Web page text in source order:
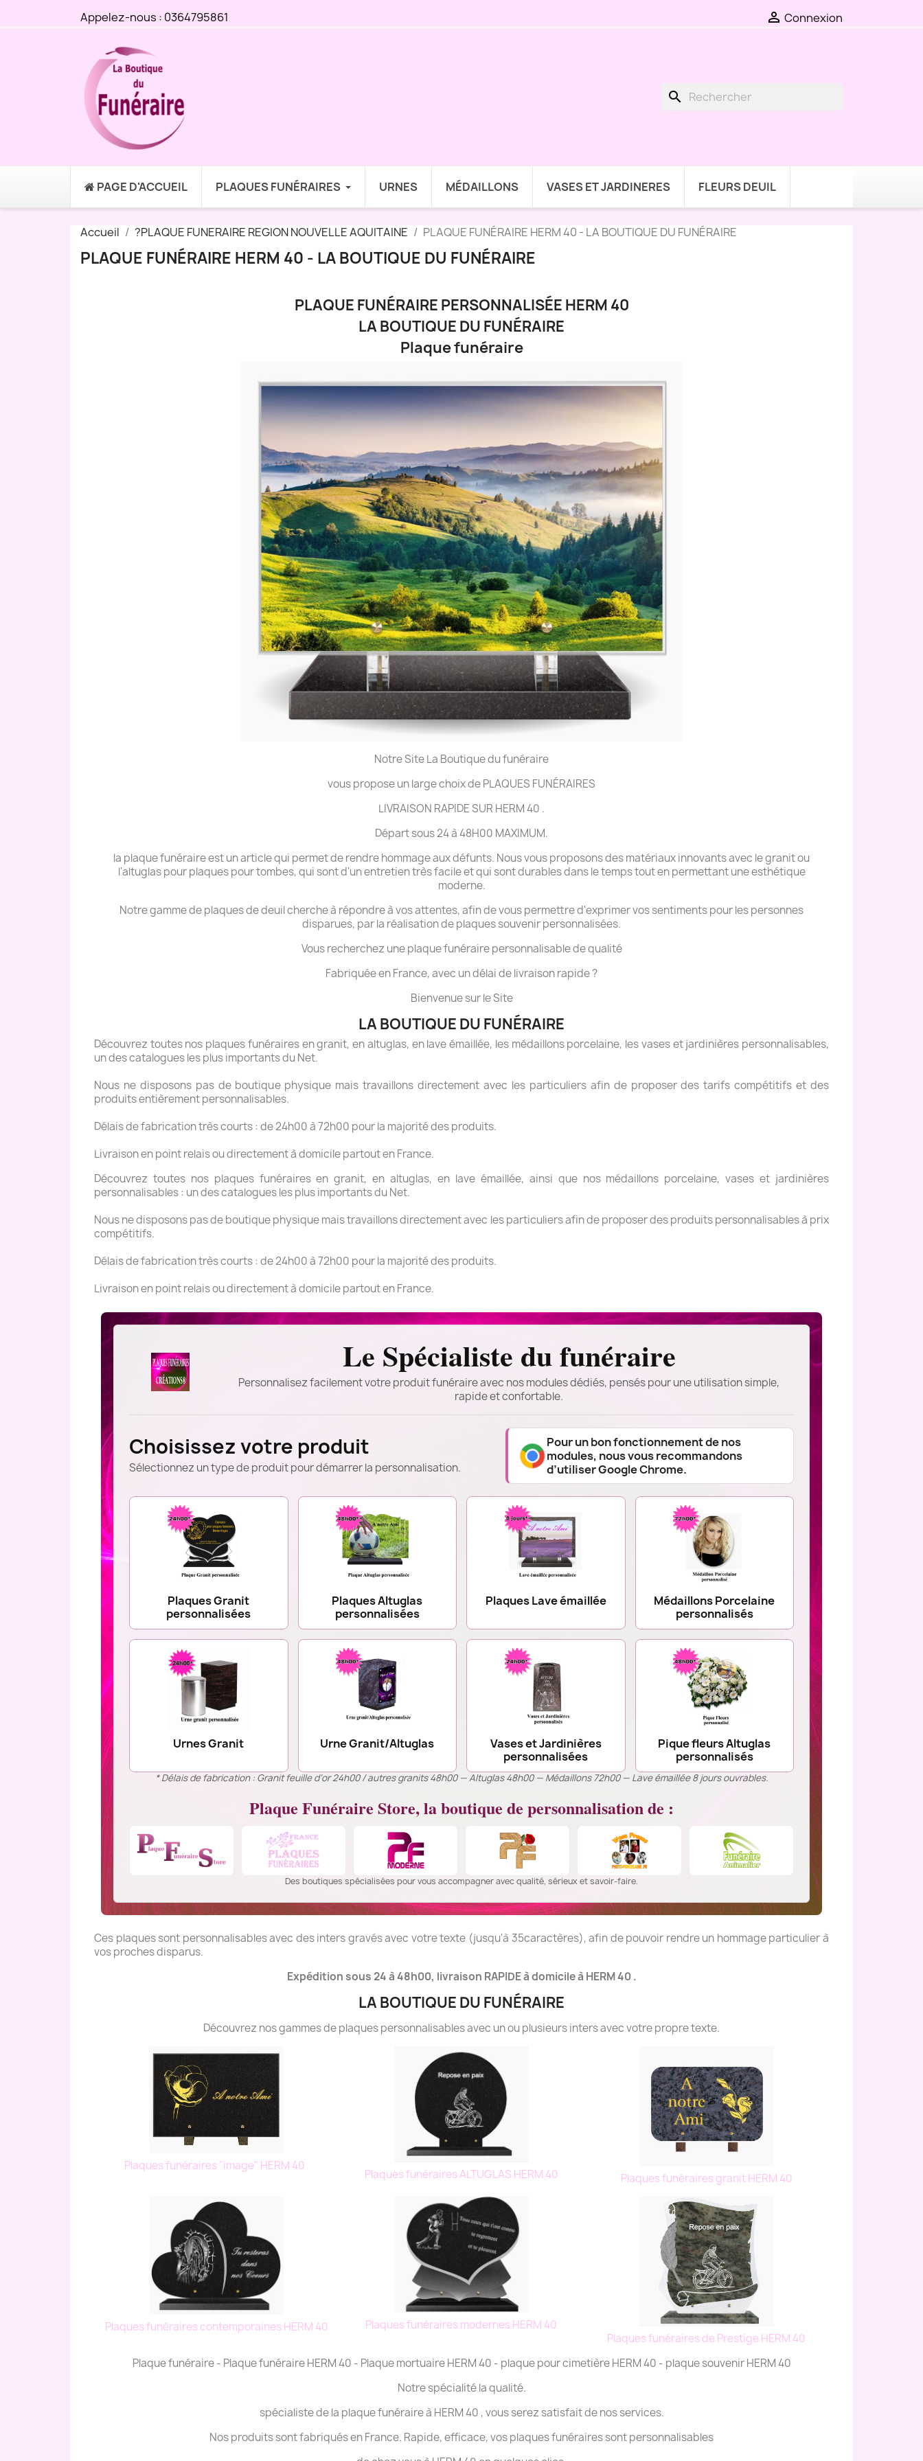
Appelez-nous : 0364795861  Connexion
search
PAGE D'ACCUEIL PLAQUES FUNÉRAIRES URNES MÉDAILLONS VASES ET JARDINERES FLEURS DEUIL
Accueil ?PLAQUE FUNERAIRE REGION NOUVELLE AQUITAINE PLAQUE FUNÉRAIRE HERM 40 - LA BOUTIQUE DU FUNÉRAIRE
PLAQUE FUNÉRAIRE HERM 40 - LA BOUTIQUE DU FUNÉRAIRE
PLAQUE FUNÉRAIRE PERSONNALISÉE HERM 40
LA BOUTIQUE DU FUNÉRAIRE
Plaque funéraire
Notre Site La Boutique du funéraire
vous propose un large choix de PLAQUES FUNÉRAIRES
LIVRAISON RAPIDE SUR HERM 40 .
Départ sous 24 à 48H00 MAXIMUM.
la plaque funéraire est un article qui permet de rendre hommage aux défunts. Nous vous proposons des matériaux innovants avec le granit ou
l'altuglas pour plaques pour tombes, qui sont d'un entretien très facile et qui sont durables dans le temps tout en permettant une esthétique
moderne.
Notre gamme de plaques de deuil cherche à répondre à vos attentes, afin de vous permettre d'exprimer vos sentiments pour les personnes
disparues, par la réalisation de plaques souvenir personnalisées.
Vous recherchez une plaque funéraire personnalisable de qualité
Fabriquée en France, avec un délai de livraison rapide ?
Bienvenue sur le Site
LA BOUTIQUE DU FUNÉRAIRE
Découvrez toutes nos plaques funéraires en granit, en altuglas, en lave émaillée, les médaillons porcelaine, les vases et jardinières personnalisables,
un des catalogues les plus importants du Net.
Nous ne disposons pas de boutique physique mais travaillons directement avec les particuliers afin de proposer des tarifs compétitifs et des
produits entièrement personnalisables.
Délais de fabrication très courts : de 24h00 à 72h00 pour la majorité des produits.
Livraison en point relais ou directement à domicile partout en France.
Découvrez toutes nos plaques funéraires en granit, en altuglas, en lave émaillée, ainsi que nos médaillons porcelaine, vases et jardinières
personnalisables : un des catalogues les plus importants du Net.
Nous ne disposons pas de boutique physique mais travaillons directement avec les particuliers afin de proposer des produits personnalisables à prix
compétitifs.
Délais de fabrication très courts : de 24h00 à 72h00 pour la majorité des produits.
Livraison en point relais ou directement à domicile partout en France.
Le Spécialiste du funéraire
Personnalisez facilement votre produit funéraire avec nos modules dédiés, pensés pour une utilisation simple,
rapide et confortable.
Choisissez votre produit
Sélectionnez un type de produit pour démarrer la personnalisation.
Pour un bon fonctionnement de nos
modules, nous vous recommandons
d’utiliser Google Chrome.
Plaques Granit
personnalisées
Plaques Altuglas
personnalisées
Plaques Lave émaillée
Médaillons Porcelaine
personnalisés
Urnes Granit Urne Granit/Altuglas
Vases et Jardinières
personnalisées
Pique fleurs Altuglas
personnalisés
* Délais de fabrication : Granit feuille d’or 24h00 / autres granits 48h00 — Altuglas 48h00 — Médaillons 72h00 — Lave émaillée 8 jours ouvrables.
Plaque Funéraire Store, la boutique de personnalisation de :
Des boutiques spécialisées pour vous accompagner avec qualité, sérieux et savoir-faire.
Ces plaques sont personnalisables avec des inters gravés avec votre texte (jusqu'à 35caractères), afin de pouvoir rendre un hommage particulier à
vos proches disparus.
Expédition sous 24 à 48h00, livraison RAPIDE à domicile à HERM 40 .
LA BOUTIQUE DU FUNÉRAIRE
Découvrez nos gammes de plaques personnalisables avec un ou plusieurs inters avec votre propre texte.
Plaques funéraires "image" HERM 40
Plaques funéraires ALTUGLAS HERM 40 Plaques funéraires granit HERM 40
Plaques funéraires contemporaines HERM 40
Plaques funéraires modernes HERM 40
Plaques funéraires de Prestige HERM 40
Plaque funéraire - Plaque funéraire HERM 40 - Plaque mortuaire HERM 40 - plaque pour cimetière HERM 40 - plaque souvenir HERM 40
Notre spécialité la qualité.
spécialiste de la plaque funéraire à HERM 40 , vous serez satisfait de nos services.
Nos produits sont fabriqués en France. Rapide, efficace, vos plaques funéraires sont personnalisables